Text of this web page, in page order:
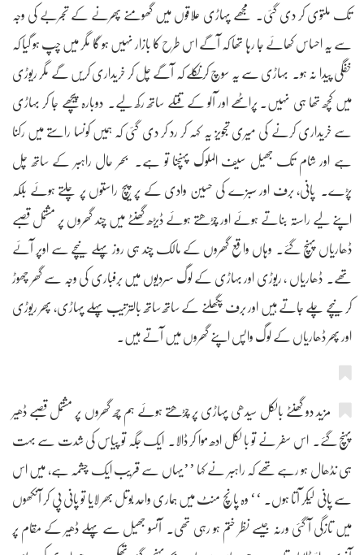
تک ملتوی کر دی گئی۔ مجھے پہاڑی علاقوں میں گھومنے پھرنے کے تجربے کی وجہ
سے یہ احساس کھائے جا رہا تھا کہ آگے اس طرح کا بازار نہیں ہو گا مگر میں چپ ہو گیا کہ
خفگی پیدا نہ ہو۔ بہاڑی سے یہ سوچ کر نکلے کہ آگے چل کر خریداری کریں گے مگر ریوڑی
میں کچھ تھا ہی نہیں۔ پراٹھے اور آلو کے قتلے ساتھ رکھ لیے۔ دوبارہ پیچھے جا کر بہاڑی
سے خریداری کرنے کی میری تجویز یہ کہہ کر رد کر دی گئی کہ ہمیں کونسا راستے میں رکنا
ہے اور شام تک جھیل سیف الملوک پہنچنا تو ہے۔ بحر حال راہبر کے ساتھ چل
پڑے۔ پانی، برف اور سبزے کی حسین وادی کے پر پیچ راستوں پر چلتے ہوئے بلکہ
اپنے لیے راستہ بناتے ہوئے اور چڑھتے ہوئے ڈیڑھ گھنٹے میں چند گھروں پر مشتمل قصبے
ڈھاریاں پہنچ گئے۔ وہاں واقع گھروں کے مالک چند ہی روز پہلے نیچے سے اوپر آئے
تھے۔ ڈھاریاں ، ریوڑی اور بہاڑی کے لوگ سردیوں میں برفباری کی وجہ سے گھر چھوڑ
کر نیچے چلے جاتے ہیں اور برف پگھلنے کے ساتھ ساتھ بالترتیب پہلے پہاڑی، پھر ریوڑی
اور پھر ڈھاریاں کے لوگ واپس اپنے گھروں میں آتے ہیں۔
مزید دو گھنٹے بالکل سیدھی پہاڑی پر چڑھتے ہوئے ہم چھ گھروں پر مشتمل قصبے ڈھیر
پہنچ گئے۔ اس سفر نے تو با لکل ادھ موا کر ڈالا۔ ایک جگہ تو پیاس کی شدت سے بہت
ہی نڈھال ہو رہے تھے کہ راہبر نے کہا ’’یہاں سے قریب ایک چشمہ ہے، میں اس
سے پانی لیکر آتا ہوں۔ ‘‘ وہ پانچ منٹ میں ہماری واحد بوتل بھر لایا تو پانی پی کر آنکھوں
میں تازگی آ گئی ورنہ جیسے نظر ختم ہو رہی تھی۔ آنسو جھیل سے پہلے ڈھیر کے مقام پر